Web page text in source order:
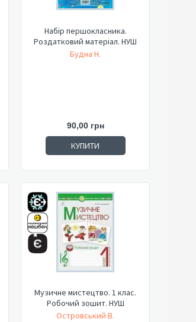
Набір першокласника.
Роздатковий матеріал. НУШ
Будна Н.
90,00 грн
КУПИТИ
Музичне мистецтво. 1 клас.
Робочий зошит. НУШ
Островський В.